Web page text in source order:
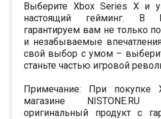
Выберите Xbox Series X и
настоящий гейминг. В
гарантируем вам не только
и незабываемые
свой выбор с умом –
станьте частью игровой
Примечание: При
магазине
оригинальный продукт с